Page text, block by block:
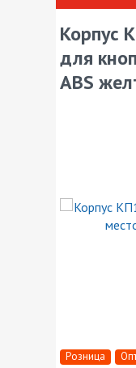
Корпус
для
ABS
Розница